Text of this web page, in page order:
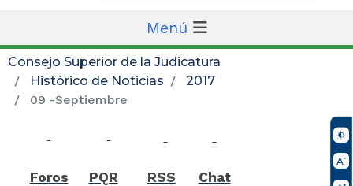
Menú
Consejo Superior de la Judicatura
Histórico de Noticias
2017
09 -Septiembre
Foros PQR RSS Chat